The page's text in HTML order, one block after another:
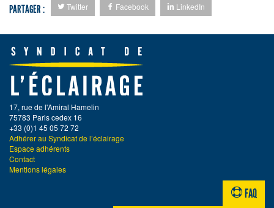
PARTAGER : Twitter Facebook LinkedIn
17, rue de l'Amiral Hamelin
75783 Paris cedex 16
+33 (0)1 45 05 72 72
Adhérer au Syndicat de l’éclairage
Espace adhérents
Contact
Mentions légales
FAQ